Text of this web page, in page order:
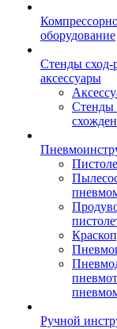
оборудование
Стенды сход-
аксессуары
Стенды
Ручной